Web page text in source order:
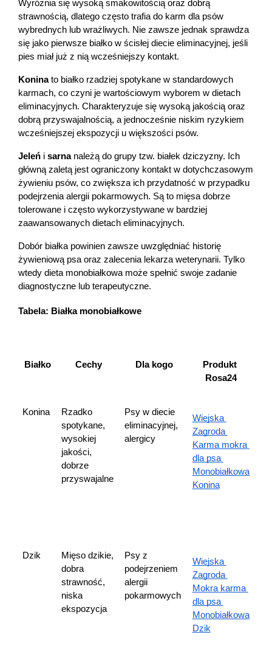
Korzystamy z plików cookies w celu
dostosowania zawartości serwisu do Twoich
preferencji. Więcej informacji znajdziesz w naszej
polityce prywatności. Możesz określić warunki
kliknięcie przycisku "Ustawienia" lub możesz
zaakceptować ustawienia wszystkich cookies
klikając AKCEPTUJĘ WSZYSTKIE
Ustawienia
Wyróżnia się wysoką smakowitością oraz dobrą
strawnością, dlatego często trafia do karm dla psów
wybrednych lub wrażliwych. Nie zawsze jednak sprawdza
się jako pierwsze białko w ścisłej diecie eliminacyjnej, jeśli
pies miał już z nią wcześniejszy kontakt.
Konina to białko rzadziej spotykane w standardowych
karmach, co czyni je wartościowym wyborem w dietach
eliminacyjnych. Charakteryzuje się wysoką jakością oraz
dobrą przyswajalnością, a jednocześnie niskim ryzykiem
wcześniejszej ekspozycji u większości psów.
Jeleń i sarna należą do grupy tzw. białek dziczyzny. Ich
główną zaletą jest ograniczony kontakt w dotychczasowym
żywieniu psów, co zwiększa ich przydatność w przypadku
podejrzenia alergii pokarmowych. Są to mięsa dobrze
tolerowane i często wykorzystywane w bardziej
zaawansowanych dietach eliminacyjnych.
Dobór białka powinien zawsze uwzględniać historię
żywieniową psa oraz zalecenia lekarza weterynarii. Tylko
wtedy dieta monobiałkowa może spełnić swoje zadanie
diagnostyczne lub terapeutyczne.
Tabela: Białka monobiałkowe
Białko Cechy Dla kogo
Produkt
Rosa24
Konina
Rzadko
spotykane,
wysokiej
jakości,
dobrze
przyswajalne
Psy w diecie
eliminacyjnej,
alergicy
Wiejska
Zagroda
Karma mokra
dla psa
Monobiałkowa
Konina
Dzik
Mięso dzikie,
dobra
strawność,
niska
ekspozycja
Psy z
podejrzeniem
alergii
pokarmowych
Wiejska
Zagroda
Mokra karma
dla psa
Monobiałkowa
Dzik